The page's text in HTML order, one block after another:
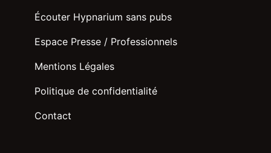
Écouter Hypnarium sans pubs
Espace Presse / Professionnels
Mentions Légales
Politique de confidentialité
Contact